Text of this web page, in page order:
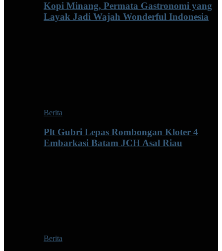
Kopi Minang, Permata Gastronomi yang
Layak Jadi Wajah Wonderful Indonesia
Berita
Plt Gubri Lepas Rombongan Kloter 4
Embarkasi Batam JCH Asal Riau
Berita